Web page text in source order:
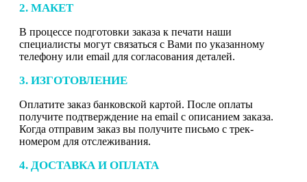
2. МАКЕТ
В процессе подготовки заказа к печати наши
специалисты могут связаться с Вами по указанному
телефону или email для согласования деталей.
3. ИЗГОТОВЛЕНИЕ
Оплатите заказ банковской картой. После оплаты
получите подтверждение на email с описанием заказа.
Когда отправим заказ вы получите письмо с трек-
номером для отслеживания.
4. ДОСТАВКА И ОПЛАТА